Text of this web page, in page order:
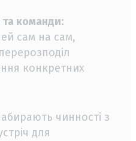
та команди:
сам на сам,
конкретних
чинності з
для